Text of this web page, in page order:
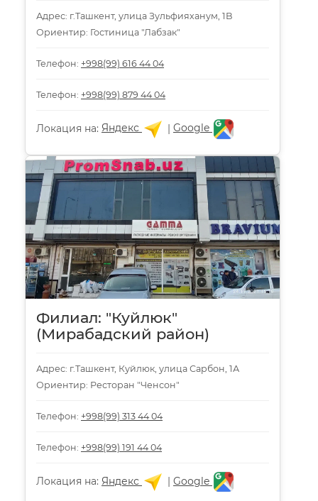
Адрес: г.Ташкент, улица Зульфияханум, 1B
Ориентир: Гостиница "Лабзак"
Телефон: +998(99) 616 44 04
Телефон: +998(99) 879 44 04
Локация на: Яндекс | Google
Филиал: "Куйлюк"
(Мирабадский район)
Адрес: г.Ташкент, Куйлюк, улица Сарбон, 1А
Ориентир: Ресторан "Ченсон"
Телефон: +998(99) 313 44 04
Телефон: +998(99) 191 44 04
Локация на: Яндекс | Google